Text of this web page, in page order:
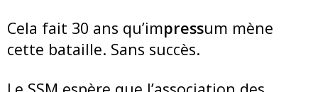
Cela fait 30 ans qu’impressum mène
cette bataille. Sans succès.